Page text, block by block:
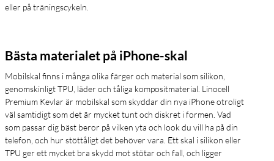
eller på träningscykeln.
Bästa materialet på iPhone-skal
Mobilskal finns i många olika färger och material som silikon,
genomskinligt TPU, läder och tåliga kompositmaterial. Linocell
Premium Kevlar är mobilskal som skyddar din nya iPhone otroligt
väl samtidigt som det är mycket tunt och diskret i formen. Vad
som passar dig bäst beror på vilken yta och look du vill ha på din
telefon, och hur stöttåligt det behöver vara. Ett skal i silikon eller
TPU ger ett mycket bra skydd mot stötar och fall, och ligger